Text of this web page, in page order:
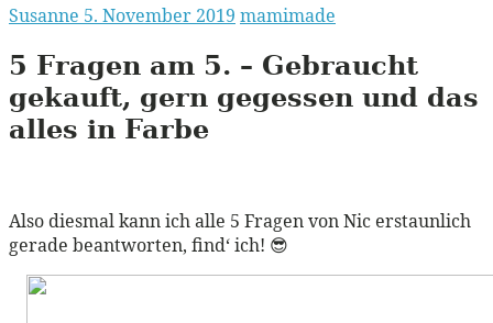
Susanne 5. November 2019 mamimade
5 Fragen am 5. – Gebraucht
gekauft, gern gegessen und das
alles in Farbe
Also diesmal kann ich alle 5 Fragen von Nic erstaunlich
gerade beantworten, find‘ ich! 😎